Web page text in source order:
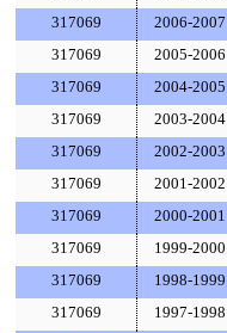
317069 2006-2007
317069 2005-2006
317069 2004-2005
317069 2003-2004
317069 2002-2003
317069 2001-2002
317069 2000-2001
317069 1999-2000
317069 1998-1999
317069 1997-1998